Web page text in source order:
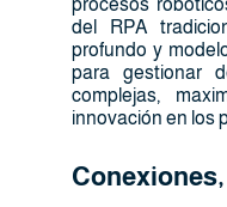
procesos
del RPA
profundo y
para gestionar
complejas,
innovación en los